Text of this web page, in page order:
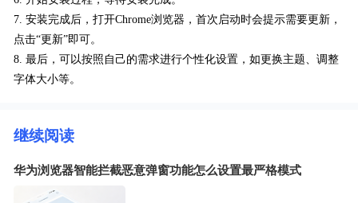
7. 安装完成后，打开Chrome浏览器，首次启动时会提示需要更新，
点击“更新”即可。
8. 最后，可以按照自己的需求进行个性化设置，如更换主题、调整
字体大小等。
继续阅读
华为浏览器智能拦截恶意弹窗功能怎么设置最严格模式